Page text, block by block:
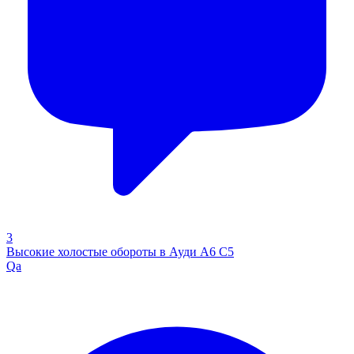
3
Высокие холостые обороты в Ауди А6 С5
Qa